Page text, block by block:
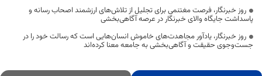
روز خبرنگار، فرصت مغتنمی برای تجلیل از تلاش‌های ارزشمند اصحاب رسانه و
پاسداشت جایگاه والای خبرنگار در عرصه آگاهی‌بخشی
روز خبرنگار، یادآور مجاهدت‌های خاموش انسان‌هایی است که رسالت خود را در
جست‌وجوی حقیقت و آگاهی‌بخشی به جامعه معنا کرده‌اند